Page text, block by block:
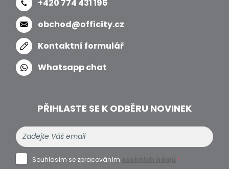
+420 774 431 196
obchod@officity.cz
Kontaktní formulář
Whatsapp chat
PŘIHLASTE SE K ODBĚRU NOVINEK
Souhlasím se zpracováním osobních údajů *